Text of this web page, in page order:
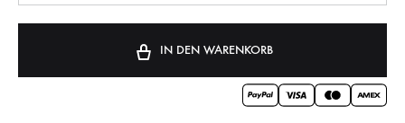
IN DEN WARENKORB